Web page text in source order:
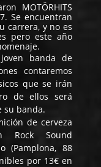
MOTÖRHITS
. Se encuentran
carrera, y no es
pero este año
banda de
contaremos
que se irán
de ellos será
su banda.
de cerveza
Rock Sound
(Pamplona, 88
por 13€ en